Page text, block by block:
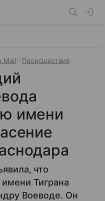
Mail Происшествия
имени
что
Тиграна
Воеводе. Он